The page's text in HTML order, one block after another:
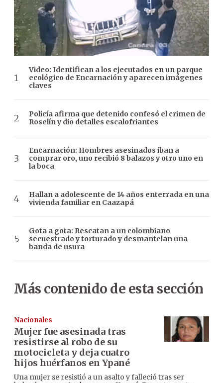
Video: Identifican a los ejecutados en un parque
ecológico de Encarnación y aparecen imágenes
claves
Policía afirma que detenido confesó el crimen de
Roselín y dio detalles escalofriantes
Encarnación: Hombres asesinados iban a
comprar oro, uno recibió 8 balazos y otro uno en
la boca
Hallan a adolescente de 14 años enterrada en una
vivienda familiar en Caazapá
Gota a gota: Rescatan a un colombiano
secuestrado y torturado y desmantelan una
banda de usura
Más contenido de esta sección
Nacionales
Mujer fue asesinada tras
resistirse al robo de su
motocicleta y deja cuatro
hijos huérfanos en Ypané
Una mujer se resistió a un asalto y falleció tras ser